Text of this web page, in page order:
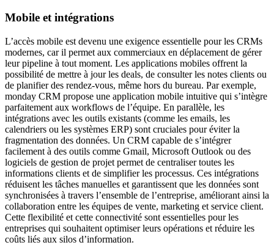
Mobile et intégrations
L’accès mobile est devenu une exigence essentielle pour les CRMs
modernes, car il permet aux commerciaux en déplacement de gérer
leur pipeline à tout moment. Les applications mobiles offrent la
possibilité de mettre à jour les deals, de consulter les notes clients ou
de planifier des rendez-vous, même hors du bureau. Par exemple,
monday CRM propose une application mobile intuitive qui s’intègre
parfaitement aux workflows de l’équipe. En parallèle, les
intégrations avec les outils existants (comme les emails, les
calendriers ou les systèmes ERP) sont cruciales pour éviter la
fragmentation des données. Un CRM capable de s’intégrer
facilement à des outils comme Gmail, Microsoft Outlook ou des
logiciels de gestion de projet permet de centraliser toutes les
informations clients et de simplifier les processus. Ces intégrations
réduisent les tâches manuelles et garantissent que les données sont
synchronisées à travers l’ensemble de l’entreprise, améliorant ainsi la
collaboration entre les équipes de vente, marketing et service client.
Cette flexibilité et cette connectivité sont essentielles pour les
entreprises qui souhaitent optimiser leurs opérations et réduire les
coûts liés aux silos d’information.